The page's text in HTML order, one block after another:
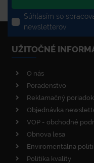
Súhlasím so
newsletterov
UŽITOČNÉ
O nás
Poradenstvo
Reklamačný poriadok
Objednávka
VOP - obchodné
Obnova lesa
Enviromentálna
Politika kvality